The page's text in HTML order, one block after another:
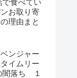
で食べてい
お取り寄
理由まと
ンジャー
イムリー
落ち １